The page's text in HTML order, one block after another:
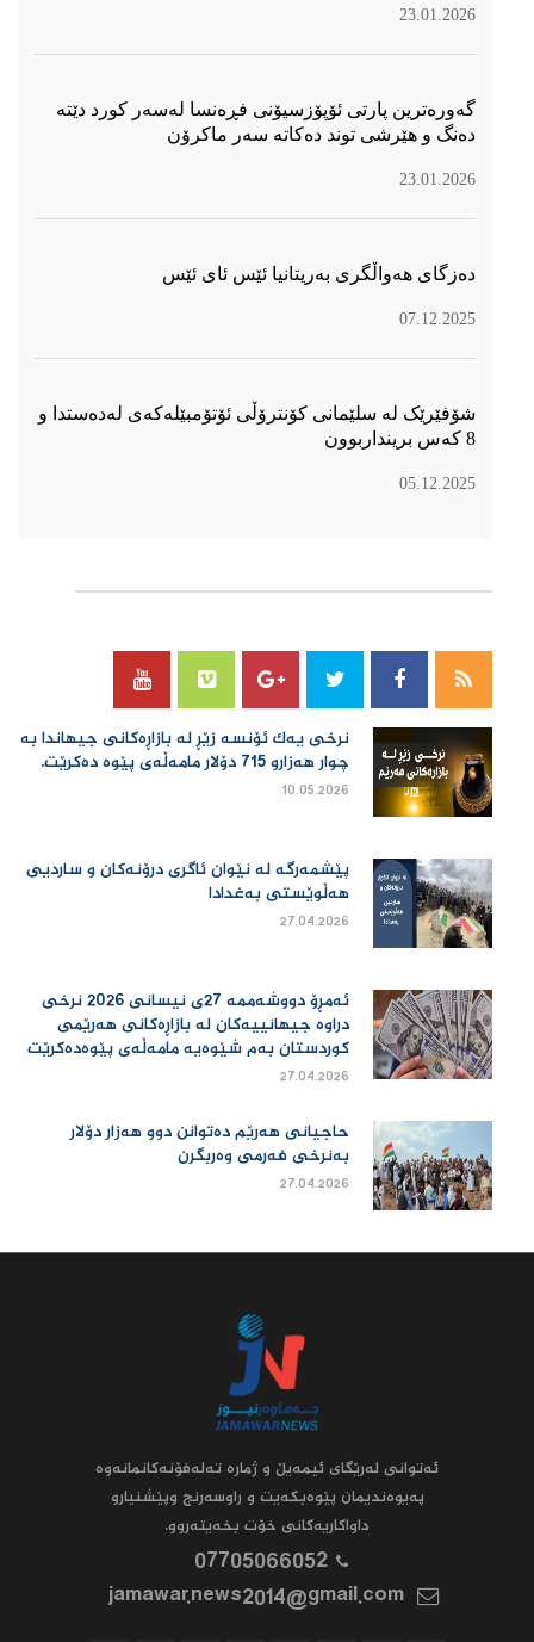
23.01.2026
گەورەترین پارتی ئۆپۆزسیۆنی فڕەنسا لەسەر كورد دێتە
دەنگ و هێرشی توند دەكاتە سەر ماكرۆن
23.01.2026
دەزگای هەواڵگری بەریتانیا ئێس ئای ئێس
07.12.2025
شۆفێرێک لە سلێمانی کۆنترۆڵی ئۆتۆمبێلەکەی لەدەستدا و
8 کەس برینداربوون
05.12.2025
نرخی یەك ئۆنسە زێڕ لە بازاڕەكانی جیهاندا بە
چوار هەزارو 715 دۆلار مامەڵەی پێوە دەكرێت.
10.05.2026
پێشمەرگە لە نێوان ئاگری درۆنەکان و ساردیی
هەڵوێستی بەغدادا
27.04.2026
ئەمڕۆ دووشەممە 27ی نیسانی 2026 نرخی
دراوە جیهانییەكان لە بازاڕەكانی هەرێمی
كوردستان بەم شێوەیە مامەڵەی پێوەدەكرێت
27.04.2026
حاجیانی هەرێم دەتوانن دوو هەزار دۆلار
بەنرخی فەرمی وەربگرن
27.04.2026
ئه‌توانى له‌رێگاى ئیمه‌یڵ و ژماره‌ ته‌له‌فۆنه‌کانمانه‌وه‌
په‌یوه‌ندیمان پێوه‌بکه‌یت و راوسه‌رنج وپێشنیارو
داواکاریه‌کانى خۆت بخه‌یته‌روو.
07705066052
jamawar.news2014@gmail.com